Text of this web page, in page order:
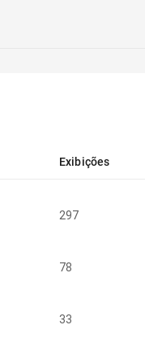
Exibições
297
78
33